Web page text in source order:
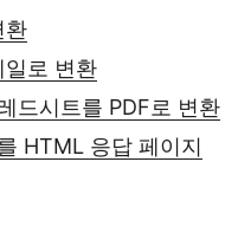
환
일로 변환
드시트를 PDF로 변환
HTML 응답 페이지